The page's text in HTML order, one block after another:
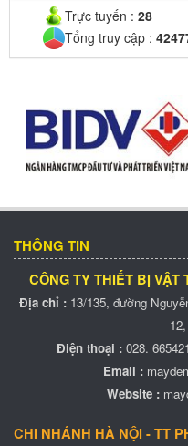
MÁY ĐẾM TIỀN XINDA
MÁY ĐẾM TIỀN XINDA -
Trực tuyến : 28
Tổng truy cập :
THÔNG TIN
CÔNG TY THIẾT BỊ
Địa chỉ : 13/135, đường
Điện thoại :028.
Email :
Website :
CHI NHÁNH HÀ NỘI - TT